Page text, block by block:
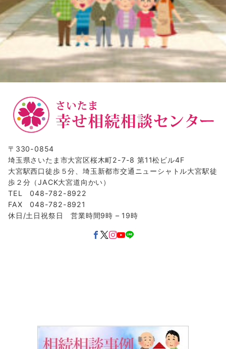
〒330-0854
埼玉県さいたま市大宮区桜木町2-7-8 第11松ビル4F
大宮駅西口徒歩５分、埼玉新都市交通ニューシャトル大宮駅徒
歩２分（JACK大宮道向かい）
TEL 048-782-8922
FAX 048-782-8921
休日/土日祝祭日 営業時間9時 – 19時